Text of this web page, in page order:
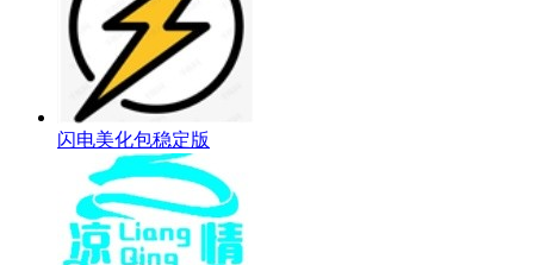
闪电美化包稳定版